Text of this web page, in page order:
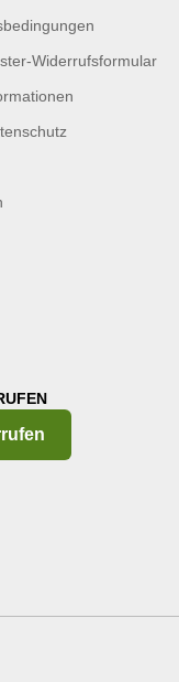
Widerrufsformular